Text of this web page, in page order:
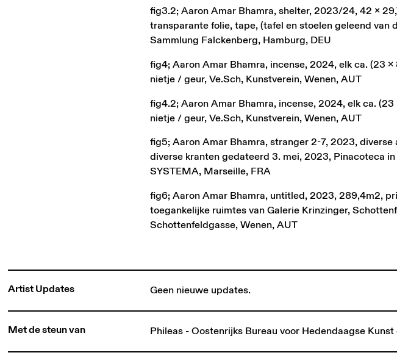
fig3.2; Aaron Amar Bhamra, shelter, 2023/24, 42 x
transparante folie, tape, (tafel en stoelen geleend van
Sammlung Falckenberg, Hamburg, DEU
fig4; Aaron Amar Bhamra, incense, 2024, elk ca. (23
nietje / geur, Ve.Sch, Kunstverein, Wenen, AUT
fig4.2; Aaron Amar Bhamra, incense, 2024, elk ca.
nietje / geur, Ve.Sch, Kunstverein, Wenen, AUT
fig5; Aaron Amar Bhamra, stranger 2-7, 2023,
diverse kranten gedateerd 3. mei, 2023, Pinacoteca
SYSTEMA, Marseille, FRA
fig6; Aaron Amar Bhamra, untitled, 2023, 289,4m2,
toegankelijke ruimtes van Galerie Krinzinger,
Schottenfeldgasse, Wenen, AUT
Artist Updates Geen nieuwe updates.
Met de steun van Phileas - Oostenrijks Bureau voor Hedendaagse